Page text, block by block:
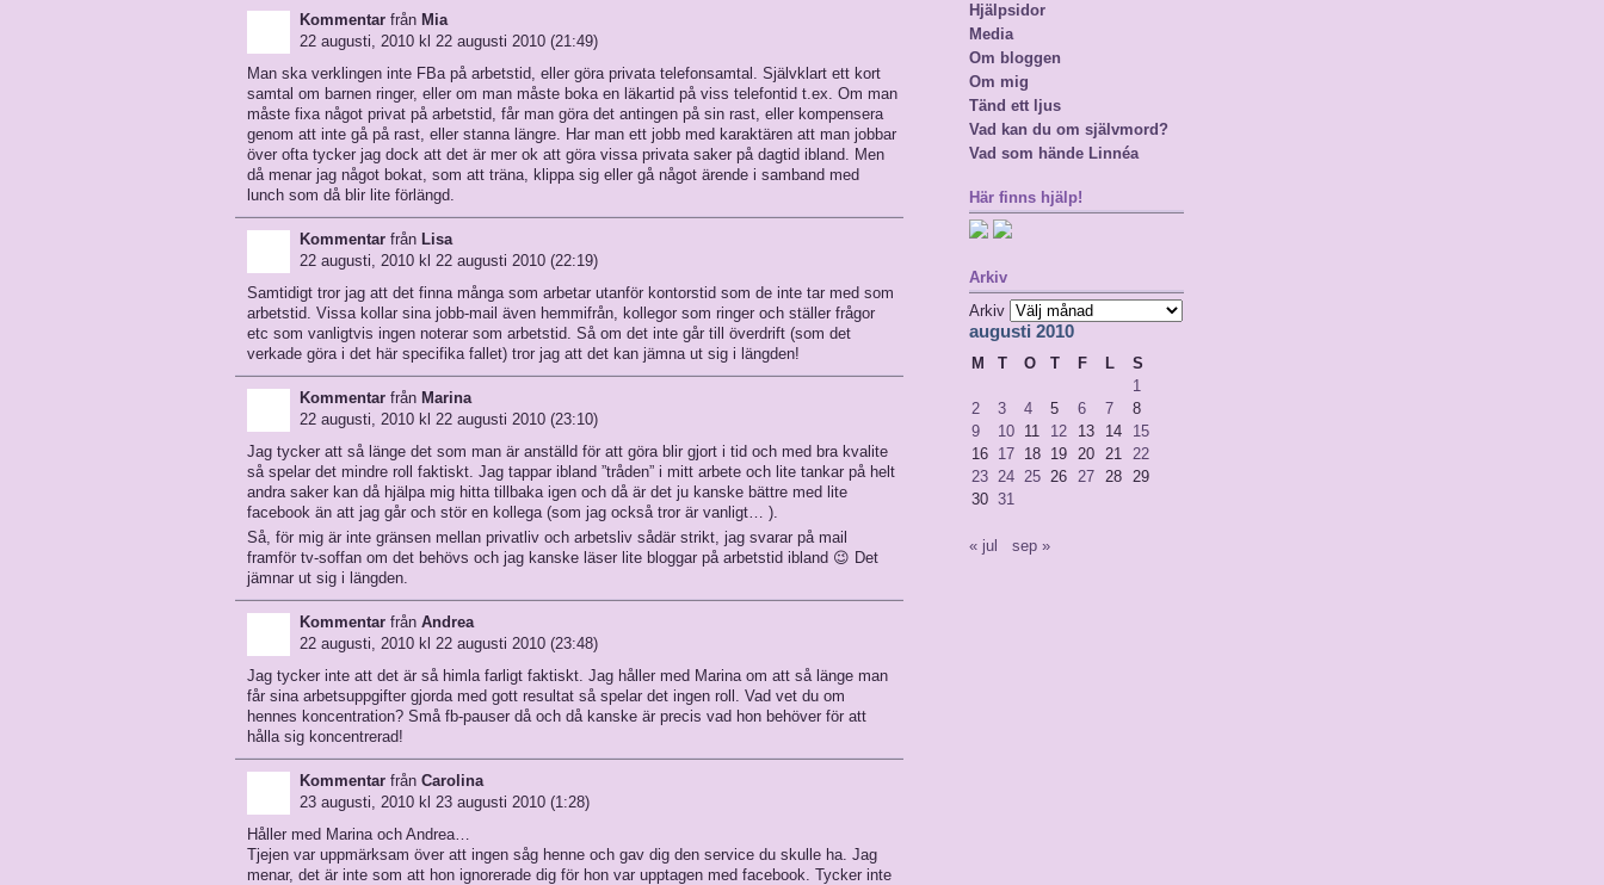
Kommentar från Mia
22 augusti, 2010 kl 22 augusti 2010 (21:49)
Man ska verklingen inte FBa på arbetstid, eller göra privata telefonsamtal. Självklart ett kort
samtal om barnen ringer, eller om man måste boka en läkartid på viss telefontid t.ex. Om man
måste fixa något privat på arbetstid, får man göra det antingen på sin rast, eller kompensera
genom att inte gå på rast, eller stanna längre. Har man ett jobb med karaktären att man jobbar
över ofta tycker jag dock att det är mer ok att göra vissa privata saker på dagtid ibland. Men
då menar jag något bokat, som att träna, klippa sig eller gå något ärende i samband med
lunch som då blir lite förlängd.
Kommentar från Lisa
22 augusti, 2010 kl 22 augusti 2010 (22:19)
Samtidigt tror jag att det finna många som arbetar utanför kontorstid som de inte tar med som
arbetstid. Vissa kollar sina jobb-mail även hemmifrån, kollegor som ringer och ställer frågor
etc som vanligtvis ingen noterar som arbetstid. Så om det inte går till överdrift (som det
verkade göra i det här specifika fallet) tror jag att det kan jämna ut sig i längden!
Kommentar från Marina
22 augusti, 2010 kl 22 augusti 2010 (23:10)
Jag tycker att så länge det som man är anställd för att göra blir gjort i tid och med bra kvalite
så spelar det mindre roll faktiskt. Jag tappar ibland ”tråden” i mitt arbete och lite tankar på helt
andra saker kan då hjälpa mig hitta tillbaka igen och då är det ju kanske bättre med lite
facebook än att jag går och stör en kollega (som jag också tror är vanligt… ).
Så, för mig är inte gränsen mellan privatliv och arbetsliv sådär strikt, jag svarar på mail
framför tv-soffan om det behövs och jag kanske läser lite bloggar på arbetstid ibland 😉 Det
jämnar ut sig i längden.
Kommentar från Andrea
22 augusti, 2010 kl 22 augusti 2010 (23:48)
Jag tycker inte att det är så himla farligt faktiskt. Jag håller med Marina om att så länge man
får sina arbetsuppgifter gjorda med gott resultat så spelar det ingen roll. Vad vet du om
hennes koncentration? Små fb-pauser då och då kanske är precis vad hon behöver för att
hålla sig koncentrerad!
Kommentar från Carolina
23 augusti, 2010 kl 23 augusti 2010 (1:28)
Håller med Marina och Andrea…
Tjejen var uppmärksam över att ingen såg henne och gav dig den service du skulle ha. Jag
menar, det är inte som att hon ignorerade dig för hon var upptagen med facebook. Tycker inte
Hjälpsidor
Media
Om bloggen
Om mig
Tänd ett ljus
Vad kan du om självmord?
Vad som hände Linnéa
Här finns hjälp!
Arkiv
Arkiv
augusti 2010
M T O T F L
S
1
2
3 4 5 6 7
8
9
10 11 12 13 14
15
16 17 18 19 20 21 22
23 24 25 26 27 28 29
30 31
« jul sep »